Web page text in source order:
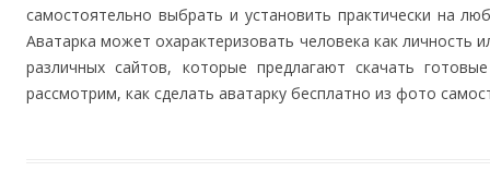
самостоятельно выбрать и установить практически на
Аватарка может охарактеризовать человека как личность
различных сайтов, которые предлагают скачать
рассмотрим, как сделать аватарку бесплатно из фото